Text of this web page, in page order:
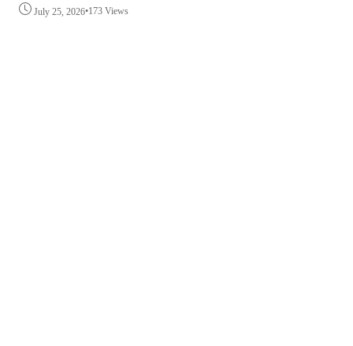
July 25, 2026•173 Views